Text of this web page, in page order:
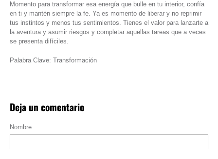
Momento para transformar esa energía que bulle en tu interior, confía
en ti y mantén siempre la fe. Ya es momento de liberar y no reprimir
tus instintos y menos tus sentimientos. Tienes el valor para lanzarte a
la aventura y asumir riesgos y completar aquellas tareas que a veces
se presenta difíciles.
Palabra Clave: Transformación
Deja un comentario
Nombre